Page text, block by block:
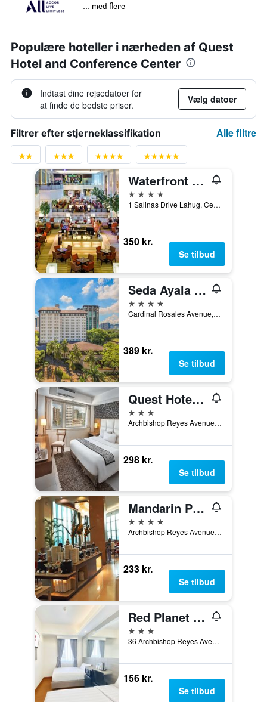
... med flere
Populære hoteller i nærheden af Quest
Hotel and Conference Center
Indtast dine rejsedatoer for
at finde de bedste priser.
Vælg datoer
Filtrer efter stjerneklassifikation Alle filtre
Waterfront Cebu City Hotel & Casino
4 stjerner
1 Salinas Drive Lahug, Cebu City, Filippinerne
350 kr.
Se tilbud
Seda Ayala Center Cebu City
4 stjerner
Cardinal Rosales Avenue, Cebu City, Filippinerne
389 kr.
Se tilbud
Quest Hotel & Conference Center Cebu
3 stjerner
Archbishop Reyes Avenue, Cebu City, Filippinerne
298 kr.
Se tilbud
Mandarin Plaza Hotel
4 stjerner
Archbishop Reyes Avenue Corner Escario Street, Cebu City, Filippinerne
233 kr.
Se tilbud
Red Planet Cebu
3 stjerner
36 Archbishop Reyes Avenue, Cebu City, Filippinerne
156 kr.
Se tilbud